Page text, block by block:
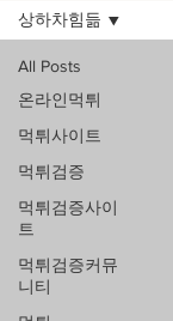
All Posts
온라인먹튀
먹튀사이트
먹튀검증
먹튀검증사이
트
먹튀검증커뮤
니티
상하차힘듦